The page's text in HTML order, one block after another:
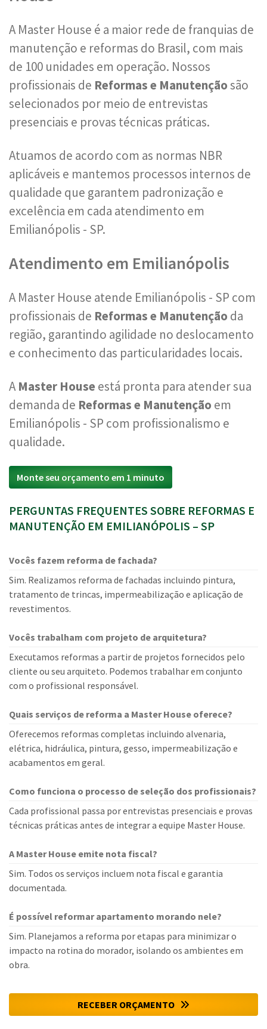
A Master House é a maior rede de franquias de
manutenção e reformas do Brasil, com mais
de 100 unidades em operação. Nossos
profissionais de Reformas e Manutençãosão
selecionados por meio de entrevistas
presenciais e provas técnicas práticas.
Atuamos de acordo com as normas NBR
aplicáveis e mantemos processos internos de
qualidade que garantem padronização e
excelência em cada atendimento em
Emilianópolis - SP.
Atendimento em Emilianópolis
A Master House atende Emilianópolis - SP com
profissionais de Reformas e Manutenção da
região, garantindo agilidade no deslocamento
e conhecimento das particularidades locais.
AMaster House está pronta para atender sua
demanda de Reformas e Manutenção em
Emilianópolis - SP com profissionalismo e
qualidade.
Monte seu orçamento em 1 minuto
PERGUNTAS FREQUENTES SOBRE REFORMAS E
MANUTENÇÃO EM EMILIANÓPOLIS – SP
Vocês fazem reforma de fachada?
Sim. Realizamos reforma de fachadas incluindo pintura,
tratamento de trincas, impermeabilização e aplicação de
revestimentos.
Vocês trabalham com projeto de arquitetura?
Executamos reformas a partir de projetos fornecidos pelo
cliente ou seu arquiteto. Podemos trabalhar em conjunto
com o profissional responsável.
Quais serviços de reforma a Master House oferece?
Oferecemos reformas completas incluindo alvenaria,
elétrica, hidráulica, pintura, gesso, impermeabilização e
acabamentos em geral.
Como funciona o processo de seleção dos profissionais?
Cada profissional passa por entrevistas presenciais e provas
técnicas práticas antes de integrar a equipe Master House.
A Master House emite nota fiscal?
Sim. Todos os serviços incluem nota fiscal e garantia
documentada.
É possível reformar apartamento morando nele?
Sim. Planejamos a reforma por etapas para minimizar o
impacto na rotina do morador, isolando os ambientes em
obra.
RECEBER ORÇAMENTO